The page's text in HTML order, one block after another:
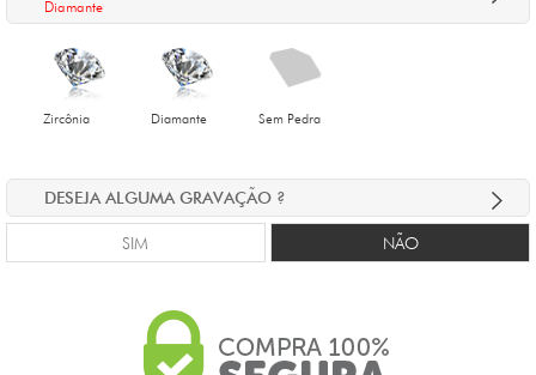
Diamante
Zircônia Diamante Sem Pedra
DESEJA ALGUMA GRAVAÇÃO ?
SIM NÃO